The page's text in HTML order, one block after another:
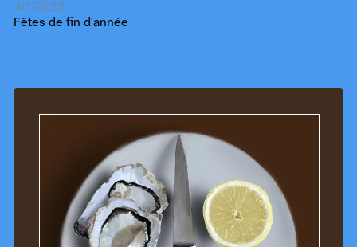
4/1/2023
Fêtes de fin d'année